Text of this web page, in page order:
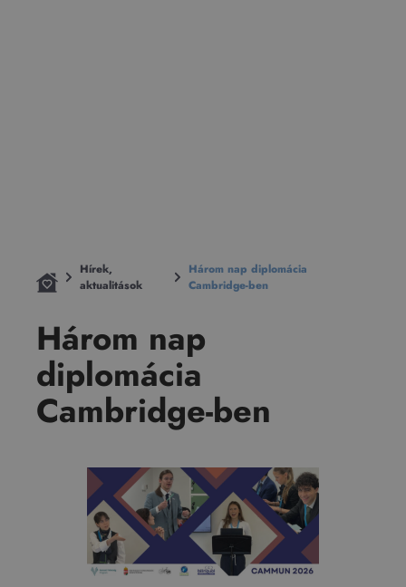
Hírek,
aktualitások
Három nap diplomácia
Cambridge-ben
Három nap
diplomácia
Cambridge-ben